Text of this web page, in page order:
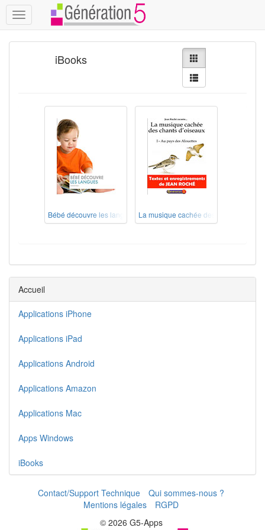
Toggle
navigation
iBooks
Bébé découvre les langues (iBook)La musique cachée des chants
Accueil
Applications iPhone
Applications iPad
Applications Android
Applications Amazon
Applications Mac
Apps Windows
iBooks
Contact/Support Technique
Qui sommes-nous ?
Mentions légales
RGPD
© 2026 G5-Apps